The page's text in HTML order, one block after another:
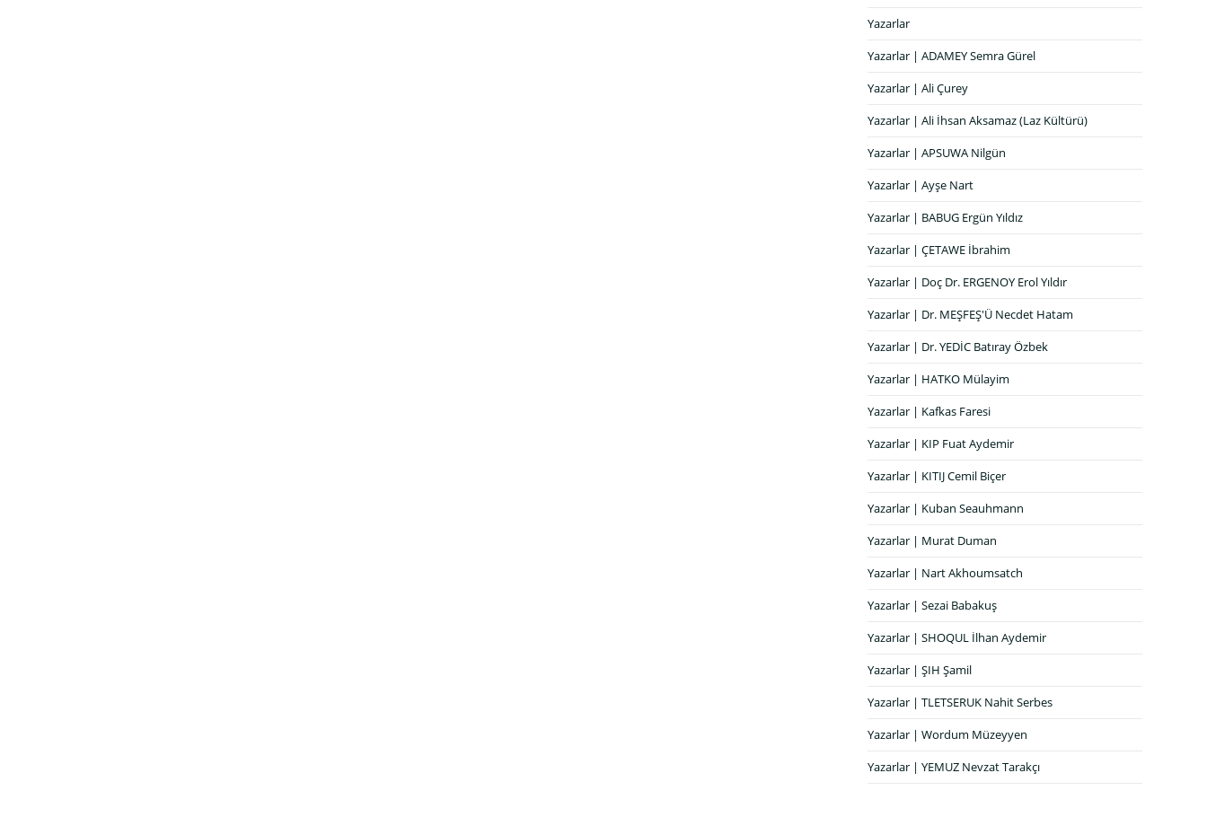
Yazarlar
Yazarlar | ADAMEY Semra Gürel
Yazarlar | Ali Çurey
Yazarlar | Ali İhsan Aksamaz (Laz Kültürü)
Yazarlar | APSUWA Nilgün
Yazarlar | Ayşe Nart
Yazarlar | BABUG Ergün Yıldız
Yazarlar | ÇETAWE İbrahim
Yazarlar | Doç Dr. ERGENOY Erol Yıldır
Yazarlar | Dr. MEŞFEŞ'Ü Necdet Hatam
Yazarlar | Dr. YEDİC Batıray Özbek
Yazarlar | HATKO Mülayim
Yazarlar | Kafkas Faresi
Yazarlar | KIP Fuat Aydemir
Yazarlar | KITIJ Cemil Biçer
Yazarlar | Kuban Seauhmann
Yazarlar | Murat Duman
Yazarlar | Nart Akhoumsatch
Yazarlar | Sezai Babakuş
Yazarlar | SHOQUL İlhan Aydemir
Yazarlar | ŞIH Şamil
Yazarlar | TLETSERUK Nahit Serbes
Yazarlar | Wordum Müzeyyen
Yazarlar | YEMUZ Nevzat Tarakçı